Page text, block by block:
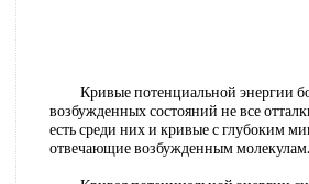
Кривые потенциальной энергии
возбужденных состояний не все
есть среди них и кривые с глубоким
отвечающие возбужденным молекулам.